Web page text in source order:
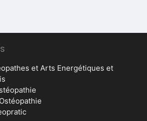
et Arts Energétiques et